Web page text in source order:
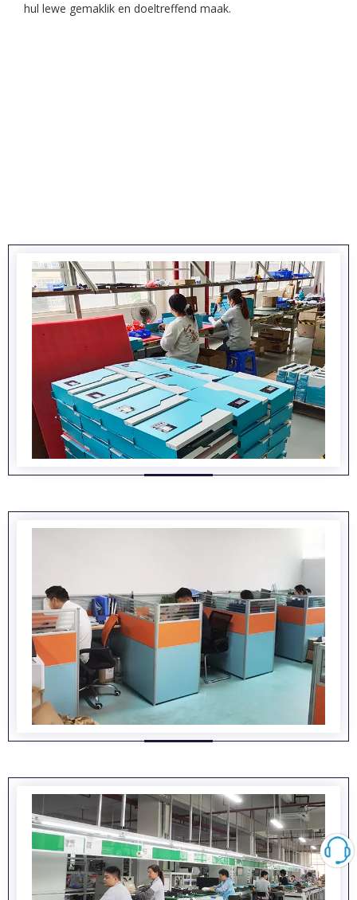
hul lewe gemaklik en doeltreffend maak.